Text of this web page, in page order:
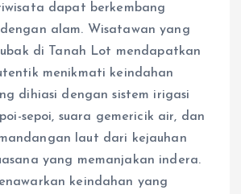
dapat berkembang
alam. Wisatawan yang
di Tanah Lot mendapatkan
menikmati keindahan
dihiasi dengan sistem irigasi
sepoi, suara gemericik air, dan
laut dari kejauhan
yang memanjakan indera.
keindahan yang